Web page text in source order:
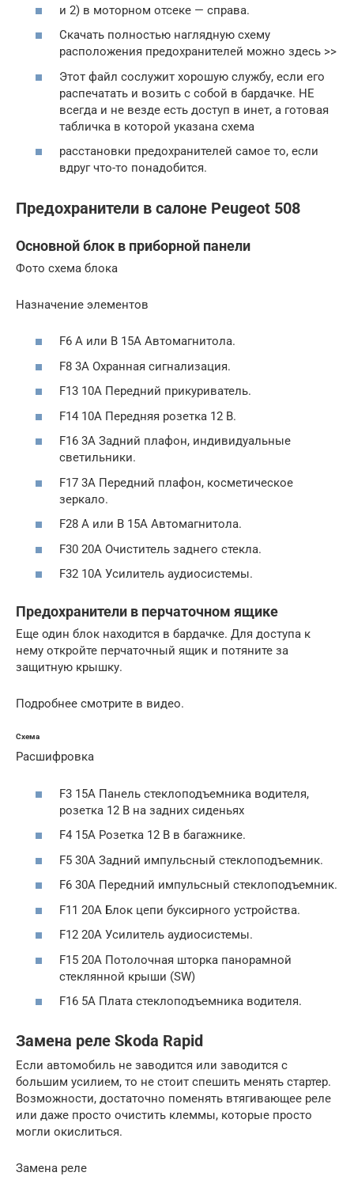
и 2) в моторном отсеке — справа.
Скачать полностью наглядную схему
расположения предохранителей можно здесь >>
Этот файл сослужит хорошую службу, если его
распечатать и возить с собой в бардачке. НЕ
всегда и не везде есть доступ в инет, а готовая
табличка в которой указана схема
расстановки предохранителей самое то, если
вдруг что-то понадобится.
Предохранители в салоне Peugeot 508
Основной блок в приборной панели
Фото схема блока
Назначение элементов
F6 A или B 15А Автомагнитола.
F8 3А Охранная сигнализация.
F13 10А Передний прикуриватель.
F14 10А Передняя розетка 12 В.
F16 3А Задний плафон, индивидуальные
светильники.
F17 3А Передний плафон, косметическое
зеркало.
F28 A или B 15А Автомагнитола.
F30 20А Очиститель заднего стекла.
F32 10А Усилитель аудиосистемы.
Предохранители в перчаточном ящике
Еще один блок находится в бардачке. Для доступа к
нему откройте перчаточный ящик и потяните за
защитную крышку.
Подробнее смотрите в видео.
Схема
Расшифровка
F3 15А Панель стеклоподъемника водителя,
розетка 12 В на задних сиденьях
F4 15А Розетка 12 В в багажнике.
F5 30А Задний импульсный стеклоподъемник.
F6 30А Передний импульсный стеклоподъемник.
F11 20А Блок цепи буксирного устройства.
F12 20А Усилитель аудиосистемы.
F15 20А Потолочная шторка панорамной
стеклянной крыши (SW)
F16 5А Плата стеклоподъемника водителя.
Замена реле Skoda Rapid
Если автомобиль не заводится или заводится с
большим усилием, то не стоит спешить менять стартер.
Возможности, достаточно поменять втягивающее реле
или даже просто очистить клеммы, которые просто
могли окислиться.
Замена реле